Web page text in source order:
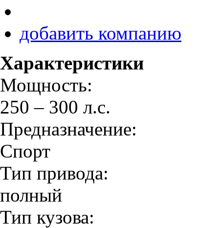
добавить компанию
Характеристики
Мощность:
250 – 300 л.с.
Предназначение:
Спорт
Тип привода:
полный
Тип кузова: